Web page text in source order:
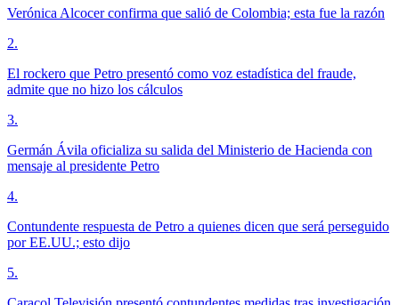
Verónica Alcocer confirma que salió de Colombia; esta fue la razón
2.
El rockero que Petro presentó como voz estadística del fraude,
admite que no hizo los cálculos
3.
Germán Ávila oficializa su salida del Ministerio de Hacienda con
mensaje al presidente Petro
4.
Contundente respuesta de Petro a quienes dicen que será perseguido
por EE.UU.; esto dijo
5.